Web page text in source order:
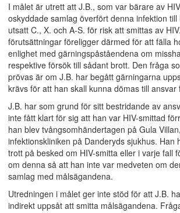
I målet är utrett att J.B., som var bärare av
oskyddade samlag överfört denna infektion
utsatt C., X. och A-S. för risk att smittas av
förutsättningar föreligger därmed för att fälla
enlighet med gärningspåståendena om
respektive försök till sådant brott. Den fråga
prövas är om J.B. har begått gärningarna
krävs för att han skall kunna dömas till ansvar
J.B. har som grund för sitt bestridande av
inte fått klart för sig att han var HIV-smittad
han blev tvångsomhändertagen på Gula
infektionskliniken på Danderyds sjukhus. Han
trott på besked om HIV-smitta eller i varje fall
om denna så att han inte var medveten om
samlag med målsägandena.
Utredningen i målet ger inte stöd för att J.B.
indirekt uppsåt att smitta målsägandena.